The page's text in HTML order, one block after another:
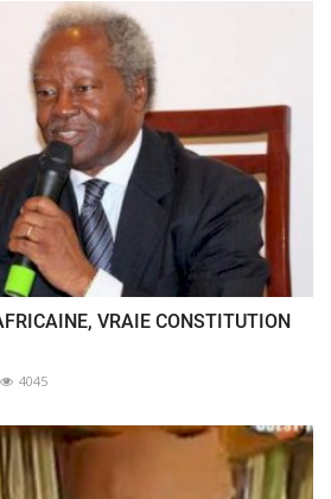
VRAIE CONSTITUTION
4045